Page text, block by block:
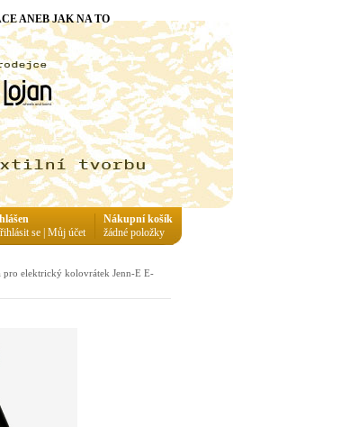
pro elektrický kolovrátek Jenn-E E-
ANEB JAK NA TO
Nákupní košík
žádné položky
se Můj účet